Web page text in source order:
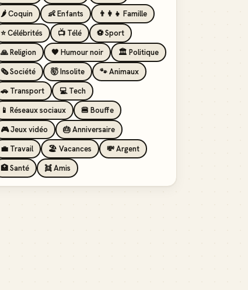
🌶️ Coquin
👶 Enfants
👨‍👩‍👧 Famille
⭐ Célébrités
📺 Télé
⚽ Sport
🙏 Religion
🖤 Humour noir
🏛️ Politique
🗞️ Société
🤯 Insolite
🐾 Animaux
🚗 Transport
💻 Tech
📱 Réseaux sociaux
🍔 Bouffe
🎮 Jeux vidéo
🎂 Anniversaire
💼 Travail
🏖️ Vacances
💸 Argent
🏥 Santé
👯 Amis